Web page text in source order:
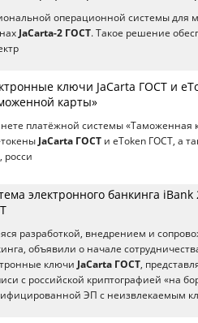
операционной системы для
JaCarta-2 ГОСТ. Такое решение
ключи JaCarta ГОСТ и
карты»
платёжной системы «Таможенная
токены JaCarta ГОСТ и eToken ГОСТ, а
росси
электронного банкинга
разработкой, внедрением и
объявили о начале
ключи JaCarta ГОСТ,
с российской криптографией «на
ЭП с неизвлекаемым